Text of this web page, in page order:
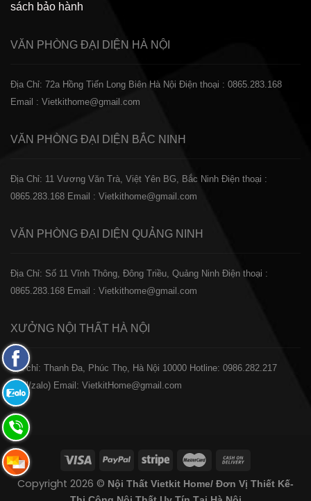
sách bảo hành
VĂN PHÒNG ĐẠI DIỆN HÀ NỘI
Địa Chỉ: 72a Hồng Tiến Long Biên Hà Nội Điện thoại : 0865.283.168
Email : Vietkithome@gmail.com
VĂN PHÒNG ĐẠI DIỆN BẮC NINH
Địa Chỉ: 11 Vương Văn Trà, Việt Yên BG, Bắc Ninh Điện thoại :
0865.283.168 Email : Vietkithome@gmail.com
VĂN PHÒNG ĐẠI DIỆN QUẢNG NINH
Địa Chỉ: Số 11 Vĩnh Thông, Đông Triều, Quảng Ninh Điện thoại :
0865.283.168 Email : Vietkithome@gmail.com
XƯỞNG NỘI THẤT HÀ NỘI
️Địa chỉ: Thanh Đa, Phúc Thọ, Hà Nội 10000 Hotline: 0986.282.217
(Call/zalo) Email: VietkitHome@gmail.com
Copyright 2026 © Nội Thất Vietkit Home/ Đơn Vị Thiết Kế-
Fanpage
Facebook
Zalo:
0865.283.168
Hotline:
0865.283.168
Hotline:
0865.283.168